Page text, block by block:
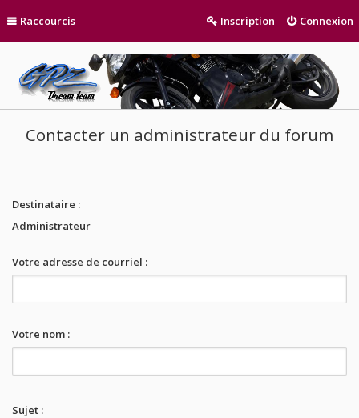
Raccourcis Connexion
Inscription
Contacter un administrateur du forum
Destinataire :
Administrateur
Votre adresse de courriel :
Votre nom :
Sujet :